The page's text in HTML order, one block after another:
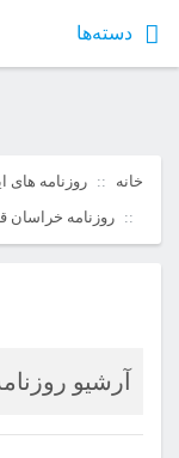
دسته‌ها
خانه روزنامه های
روزنامه خراسان
آرشیو